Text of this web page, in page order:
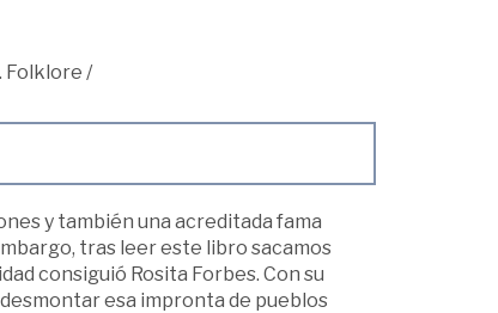
Folklore /
y también una acreditada fama
tras leer este libro sacamos
consiguió Rosita Forbes. Con su
esa impronta de pueblos